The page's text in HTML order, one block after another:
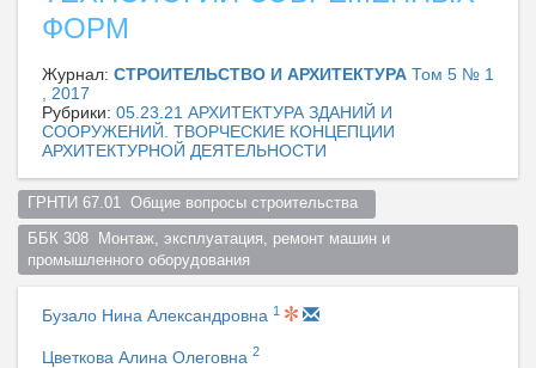
ФОРМ
Журнал: СТРОИТЕЛЬСТВО И АРХИТЕКТУРА Том 5 № 1
, 2017
Рубрики: 05.23.21 АРХИТЕКТУРА ЗДАНИЙ И
СООРУЖЕНИЙ. ТВОРЧЕСКИЕ КОНЦЕПЦИИ
АРХИТЕКТУРНОЙ ДЕЯТЕЛЬНОСТИ
ГРНТИ 67.01  Общие вопросы строительства
ББК 308  Монтаж, эксплуатация, ремонт машин и
промышленного оборудования
Бузало Нина Александровна 1
Цветкова Алина Олеговна 2